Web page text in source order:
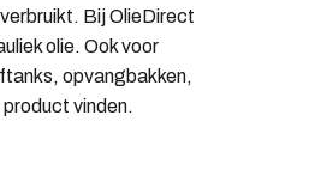
Bij OlieDirect
olie. Ook voor
opvangbakken,
vinden.